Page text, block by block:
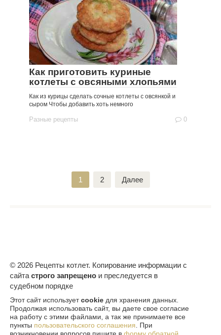
Как приготовить куриные
котлеты с овсяными хлопьями
Как из курицы сделать сочные котлеты с овсянкой и
сыром Чтобы добавить хоть немного
Разные рецепты 0
1 2 Далее
© 2026 Рецепты котлет. Копирование информации с
сайта строго запрещено и преследуется в
судебном порядке
Этот сайт использует cookie для хранения данных.
Продолжая использовать сайт, вы даете свое согласие
на работу с этими файлами, а так же принимаете все
пункты пользовательского соглашения. При